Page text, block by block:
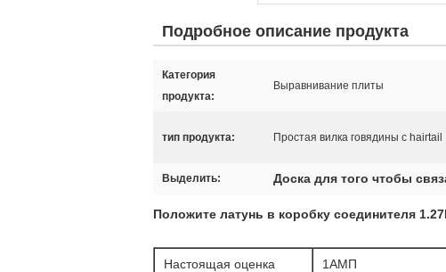
Подробное описание продукта
Категория
продукта:
Выравнивание плиты
тип продукта: Простая вилка говядины с hairtail
Выделить: Доска для того чтобы
Положите латунь в коробку соединителя
Настоящая оценка 1АМП